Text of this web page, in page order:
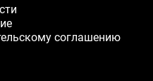
имя
соглашению